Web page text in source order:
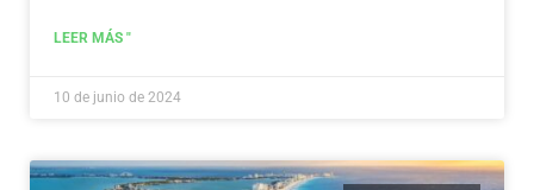
LEER MÁS "
10 de junio de 2024